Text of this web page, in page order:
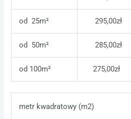
od 25m² 295,00zł
od 50m² 285,00zł
od 100m² 275,00zł
metr kwadratowy (m2)